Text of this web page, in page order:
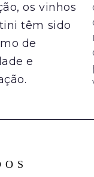
os vinhos
têm sido
de
e